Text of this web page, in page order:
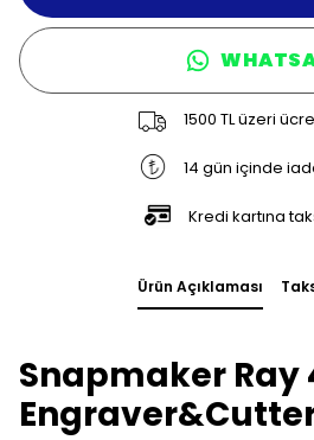
1500 TL üzeri
14 gün içinde
Kredi kartına
Ürün Açıklaması
Snapmaker Ray